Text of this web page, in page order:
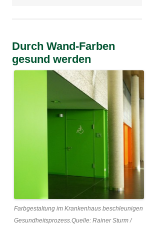
Durch Wand-Farben
gesund werden
Farbgestaltung im Krankenhaus beschleunigen
Gesundheitsprozess.Quelle: Rainer Sturm /